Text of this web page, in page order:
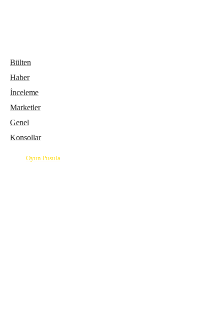
Bülten
Haber
İnceleme
Marketler
Genel
Konsollar
Oyun Pusula